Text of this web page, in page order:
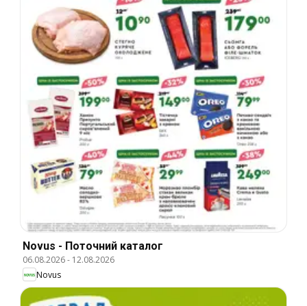
Novus - Поточний каталог
06.08.2026- 12.08.2026
Novus